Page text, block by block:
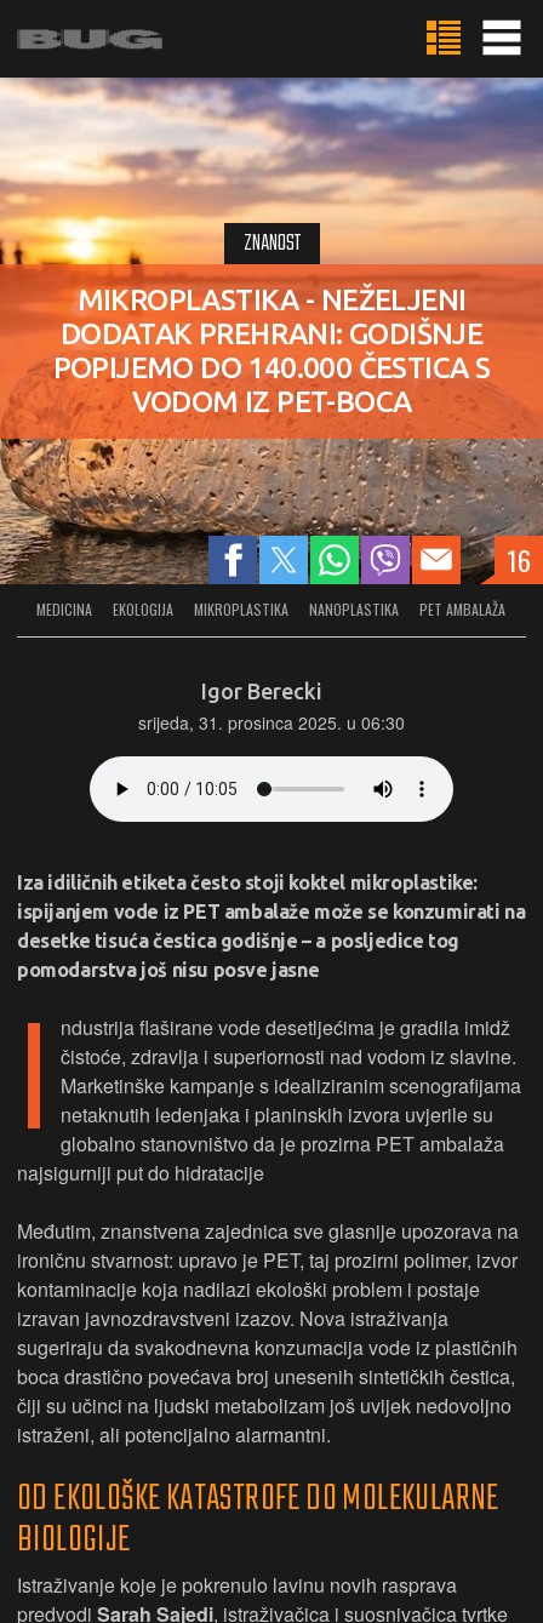
ZNANOST
MIKROPLASTIKA - NEŽELJENI
DODATAK PREHRANI: GODIŠNJE
POPIJEMO DO 140.000 ČESTICA S
VODOM IZ PET-BOCA
16
MEDICINA EKOLOGIJA MIKROPLASTIKA NANOPLASTIKA PET AMBALAŽA
Igor Berecki
srijeda, 31. prosinca 2025. u 06:30
Iza idiličnih etiketa često stoji koktel mikroplastike:
ispijanjem vode iz PET ambalaže može se konzumirati na
desetke tisuća čestica godišnje – a posljedice tog
pomodarstva još nisu posve jasne
I
ndustrija flaširane vode desetljećima je gradila imidž
čistoće, zdravlja i superiornosti nad vodom iz slavine.
Marketinške kampanje s idealiziranim scenografijama
netaknutih ledenjaka i planinskih izvora uvjerile su
globalno stanovništvo da je prozirna PET ambalaža
najsigurniji put do hidratacije
Međutim, znanstvena zajednica sve glasnije upozorava na
ironičnu stvarnost: upravo je PET, taj prozirni polimer, izvor
kontaminacije koja nadilazi ekološki problem i postaje
izravan javnozdravstveni izazov. Nova istraživanja
sugeriraju da svakodnevna konzumacija vode iz plastičnih
boca drastično povećava broj unesenih sintetičkih čestica,
čiji su učinci na ljudski metabolizam još uvijek nedovoljno
istraženi, ali potencijalno alarmantni.
OD EKOLOŠKE KATASTROFE DO MOLEKULARNE
BIOLOGIJE
Istraživanje koje je pokrenulo lavinu novih rasprava
predvodi Sarah Sajedi, istraživačica i suosnivačica tvrtke